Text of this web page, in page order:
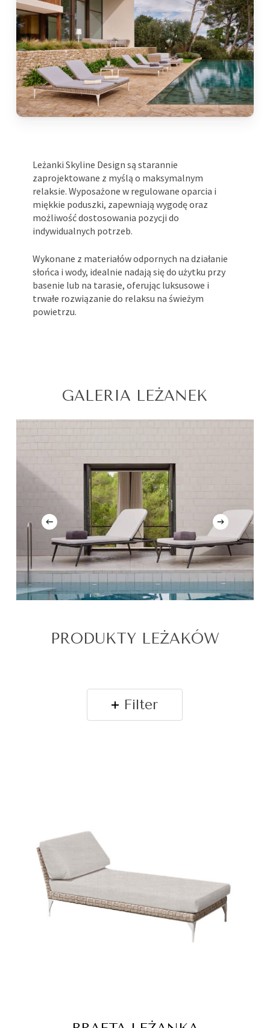
Leżanki Skyline Design są starannie
zaprojektowane z myślą o maksymalnym
relaksie. Wyposażone w regulowane oparcia i
miękkie poduszki, zapewniają wygodę oraz
możliwość dostosowania pozycji do
indywidualnych potrzeb.
Wykonane z materiałów odpornych na działanie
słońca i wody, idealnie nadają się do użytku przy
basenie lub na tarasie, oferując luksusowe i
trwałe rozwiązanie do relaksu na świeżym
powietrzu.
GALERIA LEŻANEK
PRODUKTY LEŻAKÓW
Filter